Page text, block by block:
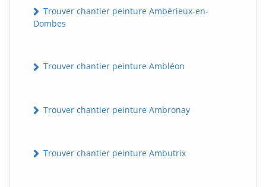
Trouver chantier peinture Ambérieux-en-
Dombes
Trouver chantier peinture Ambléon
Trouver chantier peinture Ambronay
Trouver chantier peinture Ambutrix